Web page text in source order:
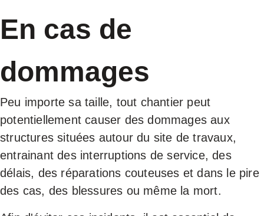
En cas de
dommages
Peu importe sa taille, tout chantier peut
potentiellement causer des dommages aux
structures situées autour du site de travaux,
entrainant des interruptions de service, des
délais, des réparations couteuses et dans le pire
des cas, des blessures ou même la mort.